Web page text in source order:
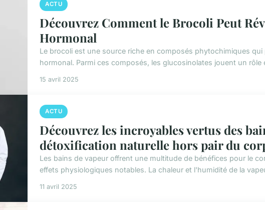
ACTU
Découvrez Comment le Brocoli Peut
Hormonal
Le brocoli est une source riche en composés phytochimiques
hormonal. Parmi ces composés, les glucosinolates jouent un rôle
15 avril 2025
ACTU
Découvrez les incroyables vertus des
détoxification naturelle hors pair du
Les bains de vapeur offrent une multitude de bénéfices pour le
effets physiologiques notables. La chaleur et l'humidité de la
11 avril 2025